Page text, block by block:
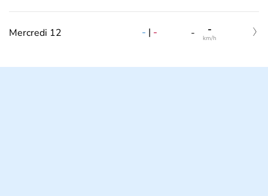
Mercredi 12 - | - - -
km/h